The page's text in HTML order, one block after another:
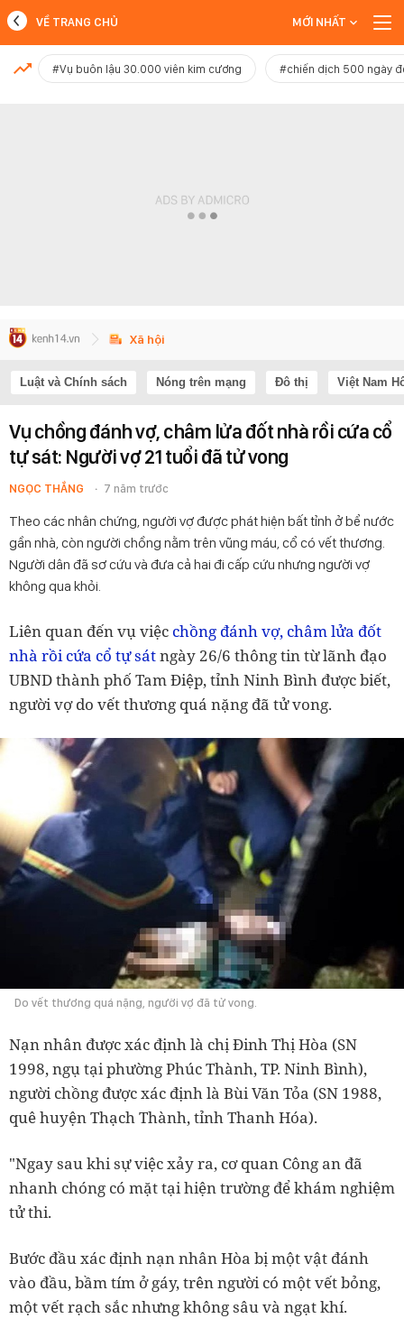
MỚI NHẤT
VỀ TRANG CHỦ MỚI NHẤT
#Vụ buôn lậu 30.000 viên kim cương #chiến dịch 500 ngày
Xã hội
Luật và Chính sách Nóng trên mạng Đô thị Việt Nam
Vụ chồng đánh vợ, châm lửa đốt nhà rồi cứa cổ
tự sát: Người vợ 21 tuổi đã tử vong
NGỌC THẮNG 7 năm trước
Theo các nhân chứng, người vợ được phát hiện bất tỉnh ở bể nước
gần nhà, còn người chồng nằm trên vũng máu, cổ có vết thương.
Người dân đã sơ cứu và đưa cả hai đi cấp cứu nhưng người vợ
không qua khỏi.
Liên quan đến vụ việc chồng đánh vợ, châm lửa đốt
nhà rồi cứa cổ tự sátngày 26/6 thông tin từ lãnh đạo
UBND thành phố Tam Điệp, tỉnh Ninh Bình được biết,
người vợ do vết thương quá nặng đã tử vong.
Do vết thương quá nặng, người vợ đã tử vong.
Nạn nhân được xác định là chị Đinh Thị Hòa (SN
1998, ngụ tại phường Phúc Thành, TP. Ninh Bình),
người chồng được xác định là Bùi Văn Tỏa (SN 1988,
quê huyện Thạch Thành, tỉnh Thanh Hóa).
"Ngay sau khi sự việc xảy ra, cơ quan Công an đã
nhanh chóng có mặt tại hiện trường để khám nghiệm
tử thi.
Bước đầu xác định nạn nhân Hòa bị một vật đánh
vào đầu, bầm tím ở gáy, trên người có một vết bỏng,
một vết rạch sắc nhưng không sâu và ngạt khí.